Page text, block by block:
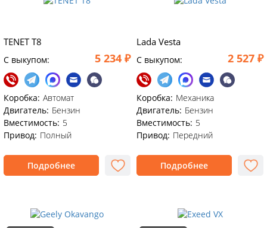
TENET T8
C выкупом: 5 234 ₽
Коробка: Автомат
Двигатель: Бензин
Вместимость: 5
Привод: Полный
Подробнее
Lada Vesta
C выкупом: 2 527 ₽
Коробка: Механика
Двигатель: Бензин
Вместимость: 5
Привод: Передний
Подробнее